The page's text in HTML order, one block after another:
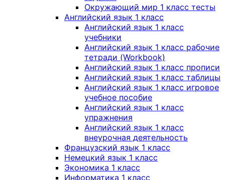
Окружающий мир 1 класс тесты
Английский язык 1 класс
Английский язык 1 класс
учебники
Английский язык 1 класс рабочие
тетради (Workbook)
Английский язык 1 класс прописи
Английский язык 1 класс таблицы
Английский язык 1 класс игровое
учебное пособие
Английский язык 1 класс
упражнения
Английский язык 1 класс
внеурочная деятельность
Французский язык 1 класс
Немецкий язык 1 класс
Экономика 1 класс
Информатика 1 класс